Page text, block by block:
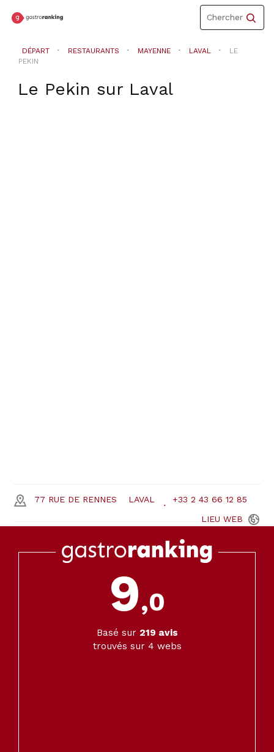
Toggle
navigation
Chercher
DÉPART RESTAURANTS MAYENNE LAVAL
LE
PEKIN
Le Pekin sur Laval
77 RUE DE RENNES LAVAL +33 2 43 66 12 85
LIEU WEB
9,0
Basé sur 219 avis
trouvés sur 4 webs